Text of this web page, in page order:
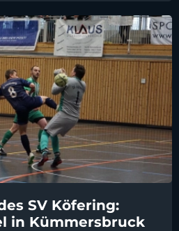
SV Köfering:
in Kümmersbruck